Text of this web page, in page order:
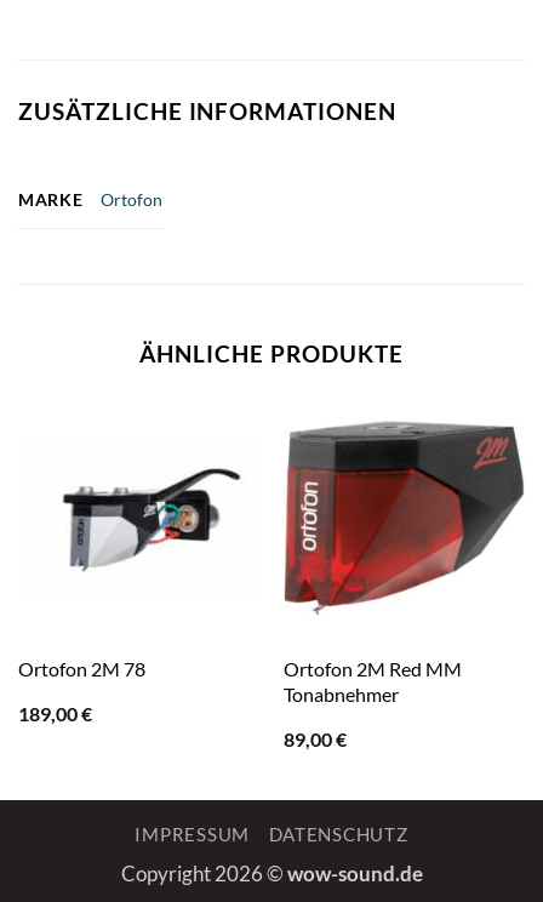
ZUSÄTZLICHE INFORMATIONEN
MARKE Ortofon
ÄHNLICHE PRODUKTE
Ortofon 2M 78
189,00€
Ortofon 2M Red MM
Tonabnehmer
89,00€
IMPRESSUM DATENSCHUTZ
Copyright 2026 ©wow-sound.de